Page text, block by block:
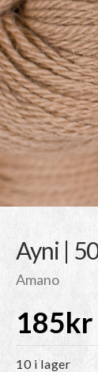
Ayni |
Amano
185kr
10 i lager